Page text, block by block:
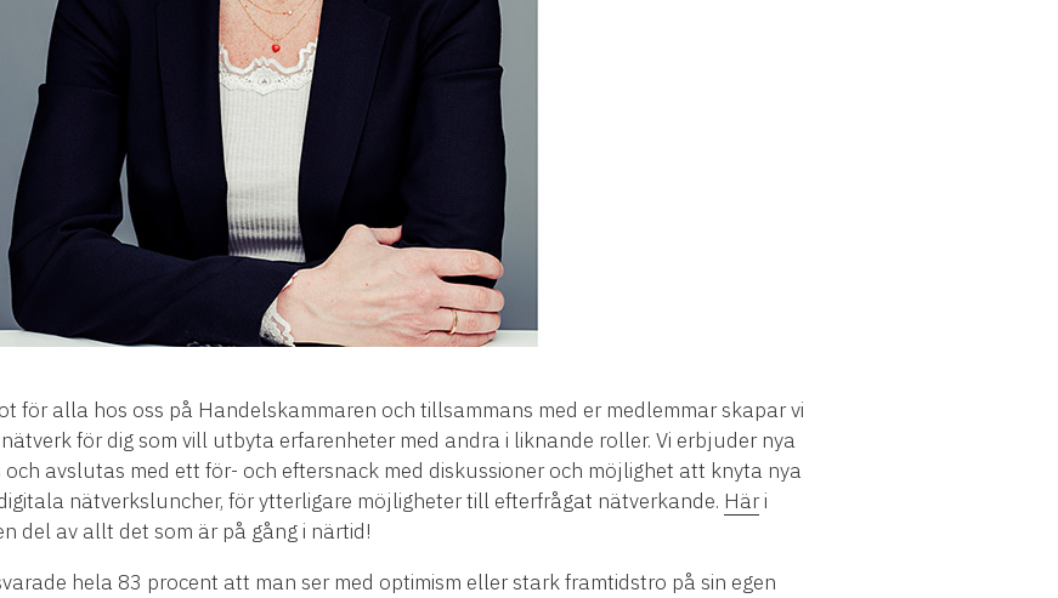
för alla hos oss på Handelskammaren och tillsammans med er medlemmar skapar vi
för dig som vill utbyta erfarenheter med andra i liknande roller. Vi erbjuder nya
avslutas med ett för- och eftersnack med diskussioner och möjlighet att knyta nya
nätverksluncher, för ytterligare möjligheter till efterfrågat nätverkande. Häri
del av allt det som är på gång i närtid!
hela 83 procent att man ser med optimism eller stark framtidstro på sin egen